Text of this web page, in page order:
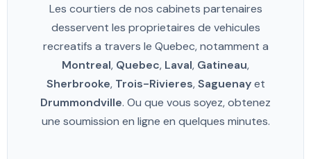
Les courtiers de nos cabinets partenaires
desservent les proprietaires de vehicules
recreatifs a travers le Quebec, notamment a
Montreal, Quebec, Laval, Gatineau,
Sherbrooke, Trois-Rivieres,Saguenayet
Drummondville. Ou que vous soyez, obtenez
une soumission en ligne en quelques minutes.